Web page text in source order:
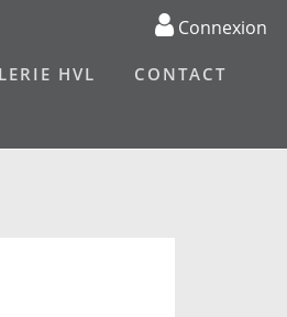
HVL CONTACT
Connexion